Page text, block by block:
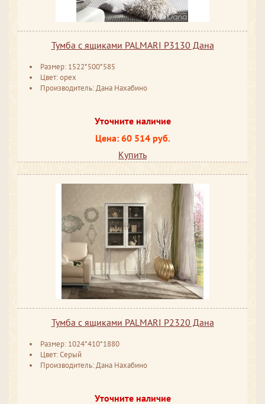
Тумба с ящиками PALMARI P3130 Дана
Размер: 1522*500*585
Цвет: орех
Производитель: Дана Нахабино
Уточните наличие
Цена: 60 514 руб.
Купить
Тумба с ящиками PALMARI P2320 Дана
Размер: 1024*410*1880
Цвет: Серый
Производитель: Дана Нахабино
Уточните наличие